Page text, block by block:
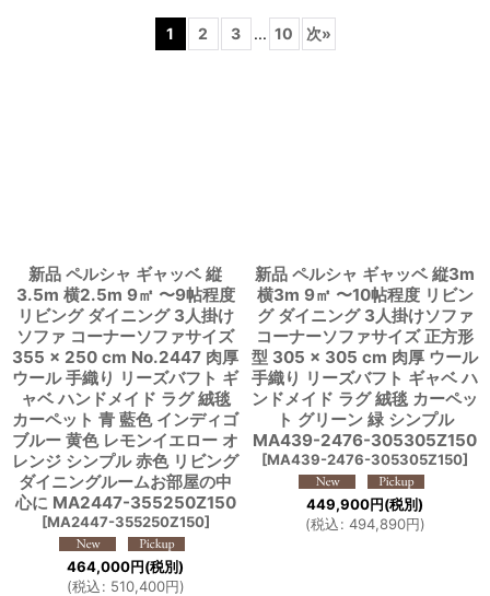
1 2 3 ... 10 次»
新品 ペルシャ ギャッベ 縦
3.5m 横2.5m 9㎡ 〜9帖程度
リビング ダイニング 3人掛け
ソファ コーナーソファサイズ
355 × 250 cm No.2447 肉厚
ウール 手織り リーズバフト ギ
ャベ ハンドメイド ラグ 絨毯
カーペット 青 藍色 インディゴ
ブルー 黄色 レモンイエロー オ
レンジ シンプル 赤色 リビング
ダイニングルームお部屋の中
心に MA2447-355250Z150
[MA2447-355250Z150]
464,000円(税別)
(税込: 510,400円)
新品 ペルシャ ギャッベ 縦3m
横3m 9㎡ 〜10帖程度 リビン
グ ダイニング 3人掛けソファ
コーナーソファサイズ 正方形
型 305 × 305 cm 肉厚 ウール
手織り リーズバフト ギャベ ハ
ンドメイド ラグ 絨毯 カーペッ
ト グリーン 緑 シンプル
MA439-2476-305305Z150
[MA439-2476-305305Z150]
449,900円(税別)
(税込: 494,890円)